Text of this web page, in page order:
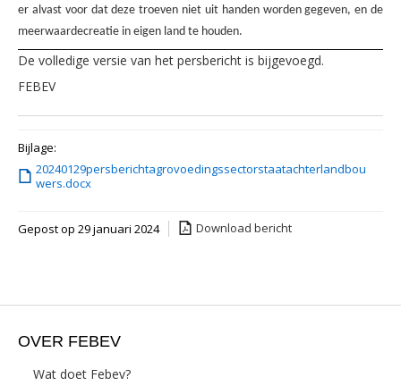
er alvast voor dat deze troeven niet uit handen worden gegeven, en de
meerwaardecreatie in eigen land te houden.
De volledige versie van het persbericht is bijgevoegd.
FEBEV
Bijlage:
20240129persberichtagrovoedingssectorstaatachterlandbou
wers.docx
Gepost op 29 januari 2024 Download bericht
OVER FEBEV
Wat doet Febev?